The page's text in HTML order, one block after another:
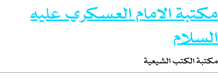
مكتبة الامام العسكري عليه
السلام
مكتبة الكتب الشيعية